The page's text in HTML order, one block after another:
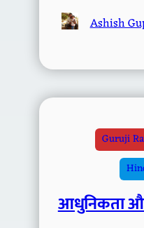
Ashish
Guruji
आधुनिकता